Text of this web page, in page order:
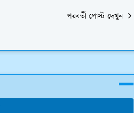
পরবর্তী পোস্ট দেখুন